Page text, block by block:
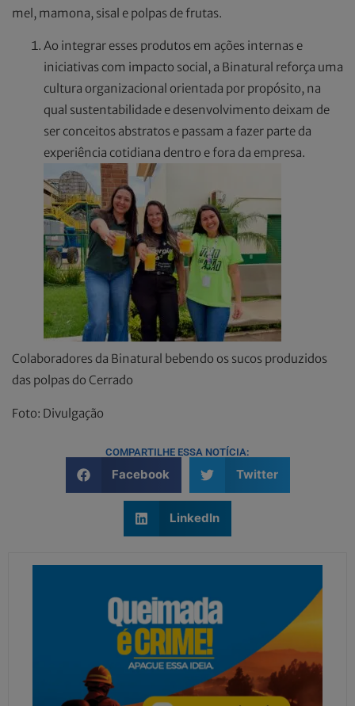
mel, mamona, sisal e polpas de frutas.
Ao integrar esses produtos em ações internas e
iniciativas com impacto social, a Binatural reforça uma
cultura organizacional orientada por propósito, na
qual sustentabilidade e desenvolvimento deixam de
ser conceitos abstratos e passam a fazer parte da
experiência cotidiana dentro e fora da empresa.
Colaboradores da Binatural bebendo os sucos produzidos
das polpas do Cerrado
Foto: Divulgação
COMPARTILHE ESSA NOTÍCIA:
Facebook Twitter
LinkedIn